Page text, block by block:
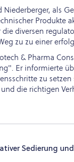
als
Produkte
die diversen
zu zu einer
& Pharma
Er informierte
zu
die richtigen
Sedierung